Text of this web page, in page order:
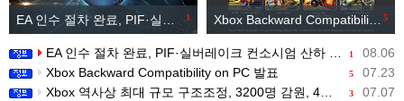
1
EA 인수 절차 완료, PIF·실버레이크 컨소시엄 산하 편입 5
Xbox Backward Compatibility on PC 발표
1 08.06
EA 인수 절차 완료, PIF·실버레이크 컨소시엄 산하 편입
5 07.23
Xbox Backward Compatibility on PC 발표
3 07.07
Xbox 역사상 최대 규모 구조조정, 3200명 감원, 4개 스튜디오 분리